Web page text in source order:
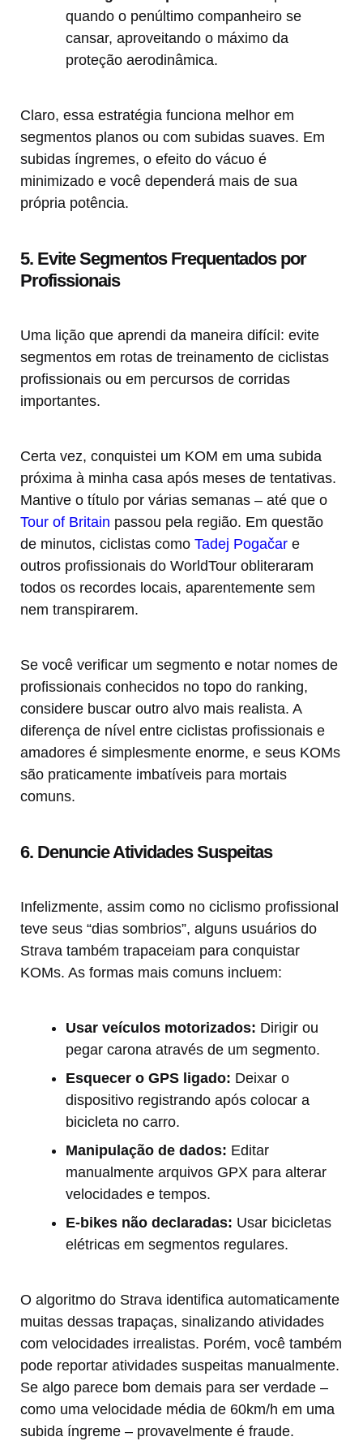
quando o penúltimo companheiro se
cansar, aproveitando o máximo da
proteção aerodinâmica.
Claro, essa estratégia funciona melhor em
segmentos planos ou com subidas suaves. Em
subidas íngremes, o efeito do vácuo é
minimizado e você dependerá mais de sua
própria potência.
5. Evite Segmentos Frequentados por
Profissionais
Uma lição que aprendi da maneira difícil: evite
segmentos em rotas de treinamento de ciclistas
profissionais ou em percursos de corridas
importantes.
Certa vez, conquistei um KOM em uma subida
próxima à minha casa após meses de tentativas.
Mantive o título por várias semanas – até que o
Tour of Britain passou pela região. Em questão
de minutos, ciclistas como Tadej Pogačar e
outros profissionais do WorldTour obliteraram
todos os recordes locais, aparentemente sem
nem transpirarem.
Se você verificar um segmento e notar nomes de
profissionais conhecidos no topo do ranking,
considere buscar outro alvo mais realista. A
diferença de nível entre ciclistas profissionais e
amadores é simplesmente enorme, e seus KOMs
são praticamente imbatíveis para mortais
comuns.
6. Denuncie Atividades Suspeitas
Infelizmente, assim como no ciclismo profissional
teve seus “dias sombrios”, alguns usuários do
Strava também trapaceiam para conquistar
KOMs. As formas mais comuns incluem:
Usar veículos motorizados: Dirigir ou
pegar carona através de um segmento.
Esquecer o GPS ligado: Deixar o
dispositivo registrando após colocar a
bicicleta no carro.
Manipulação de dados: Editar
manualmente arquivos GPX para alterar
velocidades e tempos.
E-bikes não declaradas: Usar bicicletas
elétricas em segmentos regulares.
O algoritmo do Strava identifica automaticamente
muitas dessas trapaças, sinalizando atividades
com velocidades irrealistas. Porém, você também
pode reportar atividades suspeitas manualmente.
Se algo parece bom demais para ser verdade –
como uma velocidade média de 60km/h em uma
subida íngreme – provavelmente é fraude.